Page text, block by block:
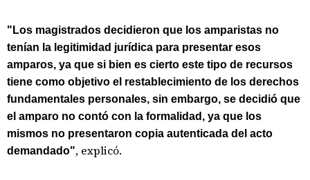
"Los magistrados decidieron que los amparistas no
tenían la legitimidad jurídica para presentar esos
amparos, ya que si bien es cierto este tipo de recursos
tiene como objetivo el restablecimiento de los derechos
fundamentales personales, sin embargo, se decidió que
el amparo no contó con la formalidad, ya que los
mismos no presentaron copia autenticada del acto
demandado", explicó.